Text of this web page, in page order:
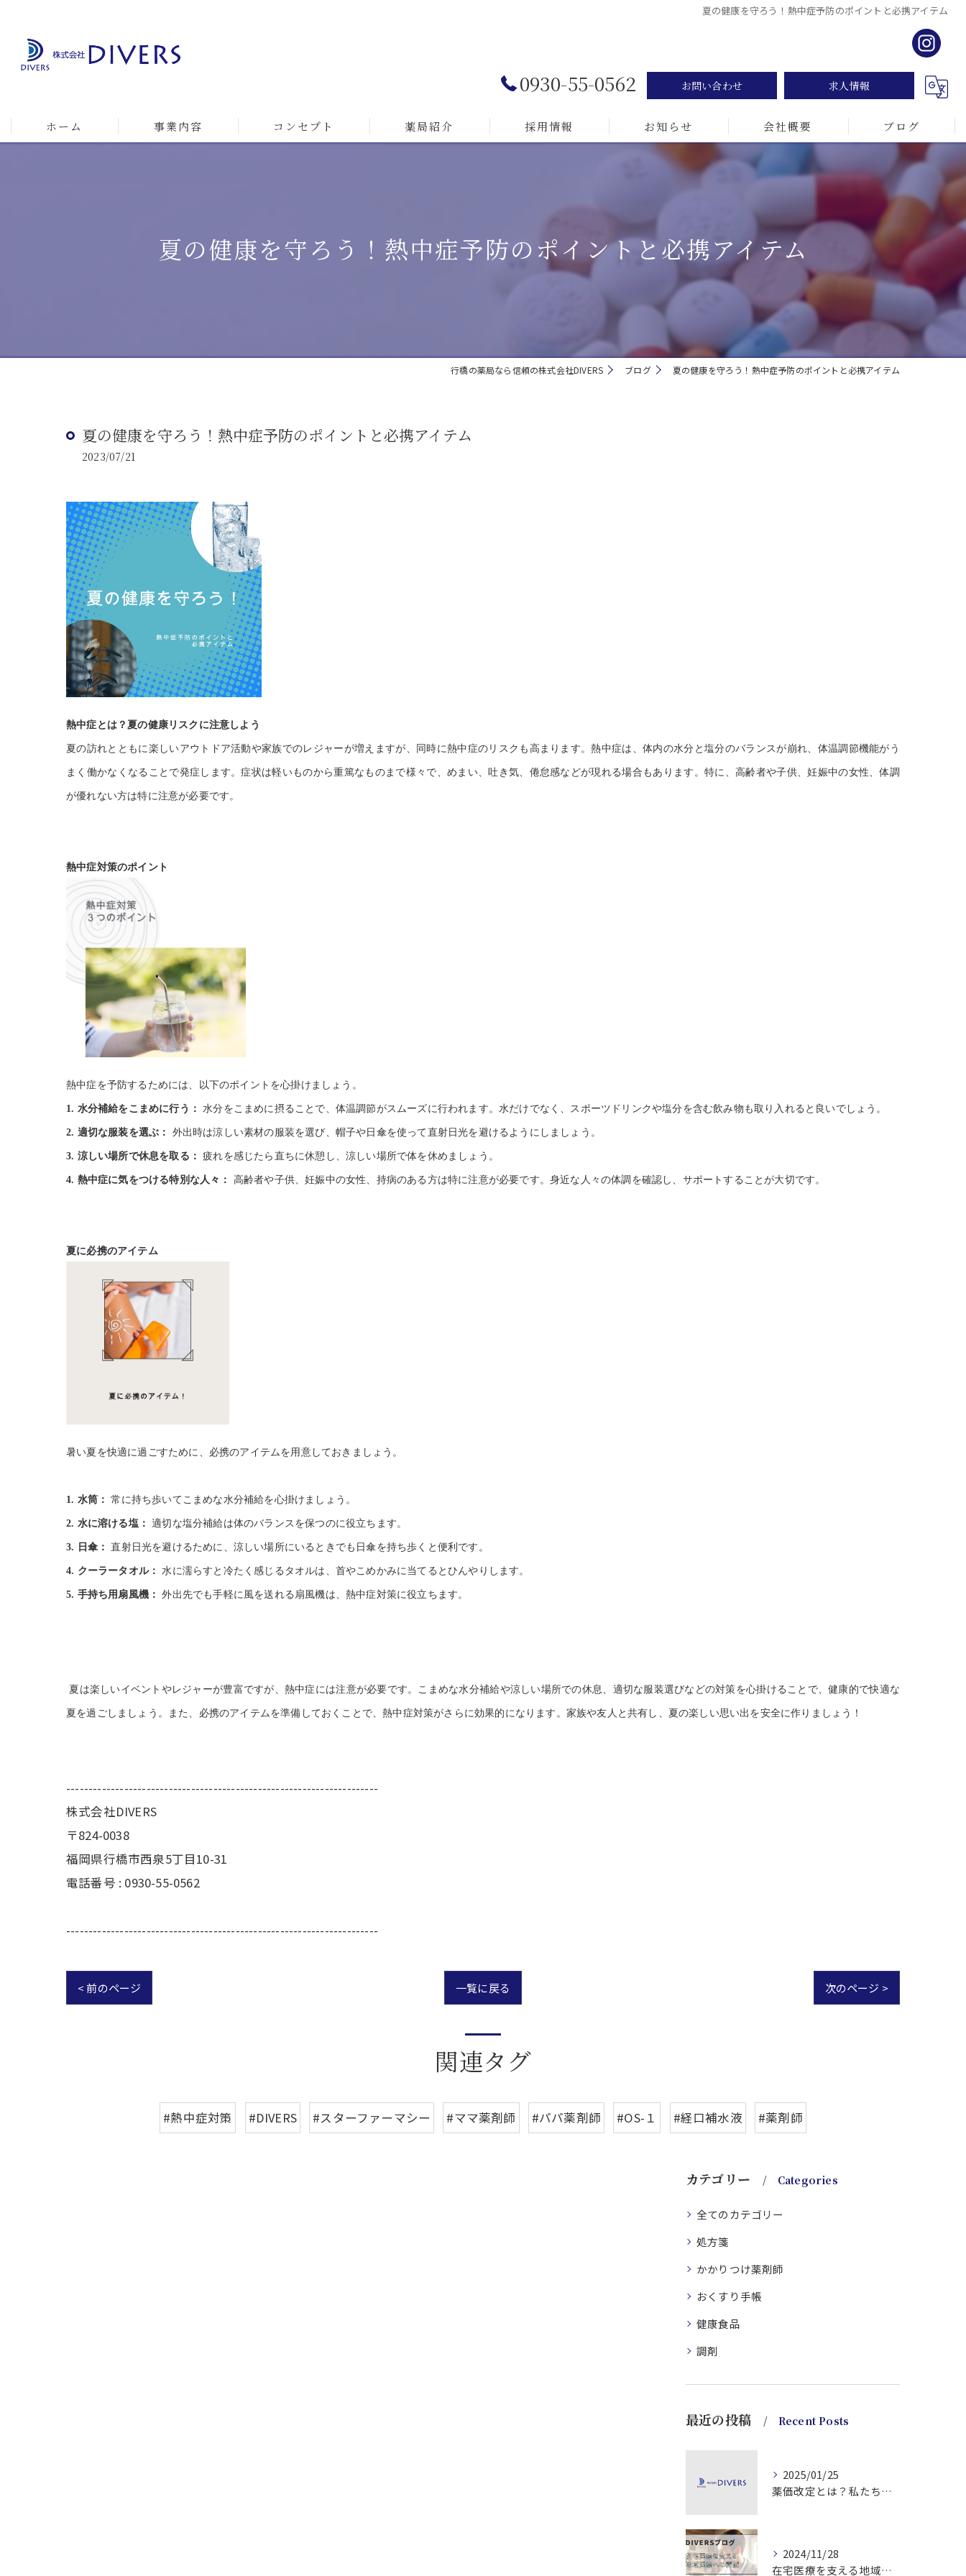
夏の健康を守ろう！熱中症予防のポイントと必携アイテム
0930-55-0562 お問い合わせ 求人情報
ホーム 事業内容 コンセプト 薬局紹介 採用情報 お知らせ 会社概要 ブログ
夏の健康を守ろう！熱中症予防のポイントと必携アイテム
行橋の薬局なら信頼の株式会社DIVERS ブログ 夏の健康を守ろう！熱中症予防のポイントと必携アイテム
夏の健康を守ろう！熱中症予防のポイントと必携アイテム
2023/07/21
熱中症とは？夏の健康リスクに注意しよう
夏の訪れとともに楽しいアウトドア活動や家族でのレジャーが増えますが、同時に熱中症のリスクも高まります。熱中症は、体内の水分と塩分のバランスが崩れ、体温調節機能がう
まく働かなくなることで発症します。症状は軽いものから重篤なものまで様々で、めまい、吐き気、倦怠感などが現れる場合もあります。特に、高齢者や子供、妊娠中の女性、体調
が優れない方は特に注意が必要です。
熱中症対策のポイント
熱中症を予防するためには、以下のポイントを心掛けましょう。
1. 水分補給をこまめに行う： 水分をこまめに摂ることで、体温調節がスムーズに行われます。水だけでなく、スポーツドリンクや塩分を含む飲み物も取り入れると良いでしょう。
2. 適切な服装を選ぶ： 外出時は涼しい素材の服装を選び、帽子や日傘を使って直射日光を避けるようにしましょう。
3. 涼しい場所で休息を取る： 疲れを感じたら直ちに休憩し、涼しい場所で体を休めましょう。
4. 熱中症に気をつける特別な人々： 高齢者や子供、妊娠中の女性、持病のある方は特に注意が必要です。身近な人々の体調を確認し、サポートすることが大切です。
夏に必携のアイテム
暑い夏を快適に過ごすために、必携のアイテムを用意しておきましょう。
1. 水筒： 常に持ち歩いてこまめな水分補給を心掛けましょう。
2. 水に溶ける塩： 適切な塩分補給は体のバランスを保つのに役立ちます。
3. 日傘： 直射日光を避けるために、涼しい場所にいるときでも日傘を持ち歩くと便利です。
4. クーラータオル： 水に濡らすと冷たく感じるタオルは、首やこめかみに当てるとひんやりします。
5. 手持ち用扇風機： 外出先でも手軽に風を送れる扇風機は、熱中症対策に役立ちます。
夏は楽しいイベントやレジャーが豊富ですが、熱中症には注意が必要です。こまめな水分補給や涼しい場所での休息、適切な服装選びなどの対策を心掛けることで、健康的で快適な
夏を過ごしましょう。また、必携のアイテムを準備しておくことで、熱中症対策がさらに効果的になります。家族や友人と共有し、夏の楽しい思い出を安全に作りましょう！
----------------------------------------------------------------------
株式会社DIVERS
〒824-0038
福岡県行橋市西泉5丁目10-31
電話番号 : 0930-55-0562
----------------------------------------------------------------------
< 前のページ 一覧に戻る 次のページ >
関連タグ
#熱中症対策 #DIVERS #スターファーマシー #ママ薬剤師 #パパ薬剤師 #OS-１ #経口補水液 #薬剤師
カテゴリー Categories
全てのカテゴリー
処方箋
かかりつけ薬剤師
おくすり手帳
健康食品
調剤
最近の投稿 Recent Posts
2025/01/25
薬価改定とは？私たちの医療費への影響と賢く薬を選ぶための３つのポイント
2024/11/28
在宅医療を支える地域医療への貢献